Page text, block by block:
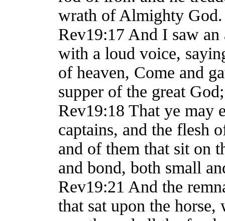
wrath of Almighty God.
Rev19:17 And I saw an
with a loud voice,
of heaven, Come and
supper of the great God;
Rev19:18 That ye may
captains, and the flesh
and of them that sit on
and bond, both small
Rev19:21 And the
that sat upon the